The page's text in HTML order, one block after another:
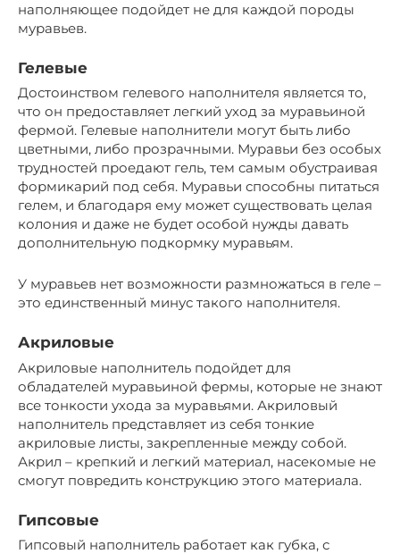
наполняющее подойдет не для каждой породы
муравьев.
Гелевые
Достоинством гелевого наполнителя является то,
что он предоставляет легкий уход за муравьиной
фермой. Гелевые наполнители могут быть либо
цветными, либо прозрачными. Муравьи без особых
трудностей проедают гель, тем самым обустраивая
формикарий под себя. Муравьи способны питаться
гелем, и благодаря ему может существовать целая
колония и даже не будет особой нужды давать
дополнительную подкормку муравьям.
У муравьев нет возможности размножаться в геле –
это единственный минус такого наполнителя.
Акриловые
Акриловые наполнитель подойдет для
обладателей муравьиной фермы, которые не знают
все тонкости ухода за муравьями. Акриловый
наполнитель представляет из себя тонкие
акриловые листы, закрепленные между собой.
Акрил – крепкий и легкий материал, насекомые не
смогут повредить конструкцию этого материала.
Гипсовые
Гипсовый наполнитель работает как губка, с